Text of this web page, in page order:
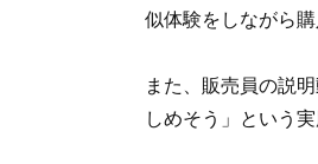
似体験をしながら
また、販売員の説
しめそう」という